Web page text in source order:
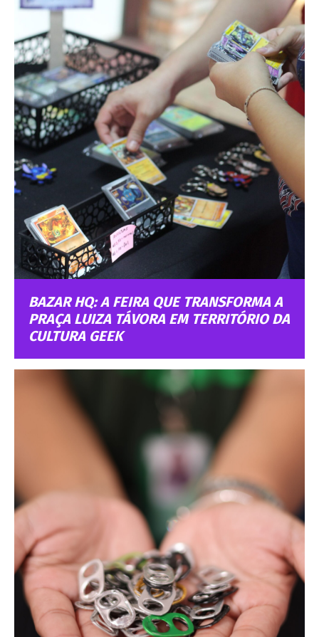
BAZAR HQ: A FEIRA QUE TRANSFORMA A
PRAÇA LUIZA TÁVORA EM TERRITÓRIO DA
CULTURA GEEK